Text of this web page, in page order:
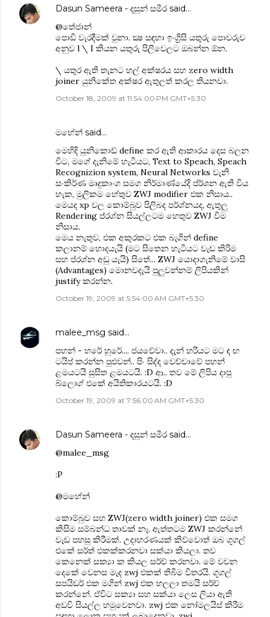
Dasun Sameera - දසුන් සමීර said…
@තේජාන්
පොඩි වැරදීමක් වුනා. ක්‍ෂ සඳහා ඉංග්‍රිසි යතුරු පොවරුව
අනුව l \ I කියන යතුරු පිලිවෙලට ඔබන්න ඕන.
\ යතුර ඇති තැනට හල් අක්ෂරය සහ zero width
joiner යුනිකේත අක්ෂර ඇතුලත් කරල තියනවා.
October 18, 2009 at 11:54:00 PM GMT+5:30
මහේන් said…
මෙහිදි යුනිකොඩ් define ක‍ර ඇති ආකාරය දෙස බලන
විට, මගේ දැනිමේ හැටියට, Text to Speach, Speach
Recognizion system, Neural Networks වැනි
සංකිර්ණ මෘදුකාංග සමග නිර්මාණ්යේදි ප්ර්ශන ඇති විය
හැක, මුලිකම හේතුව ZWJ modifier එක නිසාය..
මෙයද xp වල කොම්බුව පිලිබද පර්ශ්නයද, ඇතුලු
Rendering ප‍්රශ්න සියල්ලටම හෙතුව ZWJ විම
නිසාය.
මෙය නැතුව, එක අකුරකට එක බැගින් define
කලානම් හොදයැයි (මට සිතෙන හැටියට වැඩ කිරිම
සහ ප‍්රශ්න අඩු යැයි) සිතේ... ZWJ යොදාගැනිමේ වාසි
(Advantages) මොනවදැයි පුලුවන්නම් ලිපියකින්
justify කරන්න.
October 19, 2009 at 5:54:00 AM GMT+5:30
malee_msg said…
පහන් - හරේ හුරේ.... ජයවේවා.. දැන් හරියට මට ඳ ඟ
ටයිප් කරන්න පුළුවන්.. පිං සිද්ද වෙච්චාවේ පහන්
ළමයටයි සුසිත ළමයටයි. :D ආ.. තව මේ ලිපිය දාපු
බ්ලොග් එකේ අයිතිකාරයටයි. :D
October 19, 2009 at 7:56:00 AM GMT+5:30
Dasun Sameera - දසුන් සමීර said…
@malee_msg
:P
@මහේන්
කොම්බුව සහ ZWJ(zero width joiner) එක සමග
කිසිම සම්බන්ධ තාවක් නෑ. ඇත්තටම ZWJ කරන්නේ
වැඩ පහසු කිරීමක්. උදාහරණයක් කිව්වොත් ඔබ ගූගල්
එකේ සර්ත් එකක්කරනවා සක්යා කියලා. තව
කෙනෙක් සක්‍යා ක කියල සර්ච් කරනවා. මේ වචන
දෙකේ වෙනස මැද zwj එකක් තිබීම විතරයි. ගූගල්
සපයිඩර් එක මගින් zwj එක හලලා තමයි සර්ච්
කරන්නේ. ඒවිට සක්‍යා සහ සක්යා ලෙස ලියා ඇති
අඩවි සියල්ල හමුවෙනවා. zwj එක නෝමලයිස් කිරීම